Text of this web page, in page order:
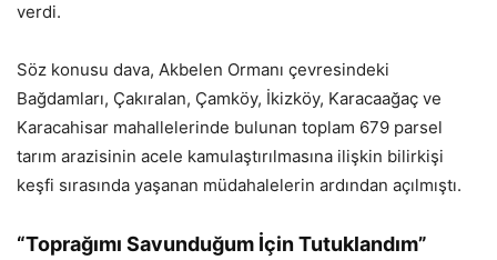
verdi.
Söz konusu dava, Akbelen Ormanı çevresindeki
Bağdamları, Çakıralan, Çamköy, İkizköy, Karacaağaç ve
Karacahisar mahallelerinde bulunan toplam 679 parsel
tarım arazisinin acele kamulaştırılmasına ilişkin bilirkişi
keşfi sırasında yaşanan müdahalelerin ardından açılmıştı.
“Toprağımı Savunduğum İçin Tutuklandım”